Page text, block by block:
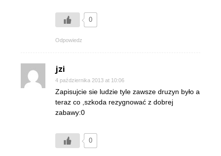
0
Odpowiedz
jzi
4 października 2013 at 10:06
Zapisujcie sie ludzie tyle zawsze druzyn było a
teraz co ,szkoda rezygnować z dobrej
zabawy:0
0